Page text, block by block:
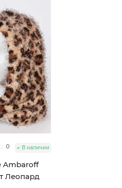
0 В наличии
Ambaroff
Леопард